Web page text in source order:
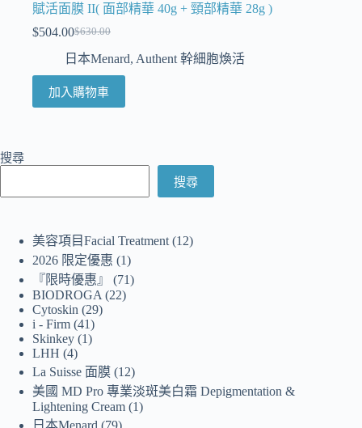
賦活面膜 II( 面部精華 40g + 頸部精華 28g )
$630.00
$504.00
日本Menard, Authent 幹細胞煥活
加入購物車
搜尋
搜尋
美容項目Facial Treatment 12
2026 限定優惠
1
『限時優惠』
71
BIODROGA
22
Cytoskin
29
i - Firm 41
Skinkey 1
LHH 4
La Suisse 面膜 12
美國 MD Pro 專業淡斑美白霜 Depigmentation &
Lightening Cream 1
日本Menard
79